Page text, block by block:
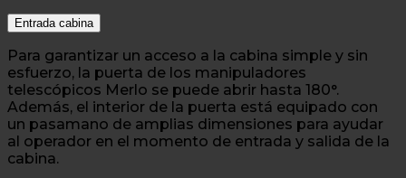
Entrada cabina
Para garantizar un acceso a la cabina simple y sin
esfuerzo, la puerta de los manipuladores
telescópicos Merlo se puede abrir hasta 180°.
Además, el interior de la puerta está equipado con
un pasamano de amplias dimensiones para ayudar
al operador en el momento de entrada y salida de la
cabina.